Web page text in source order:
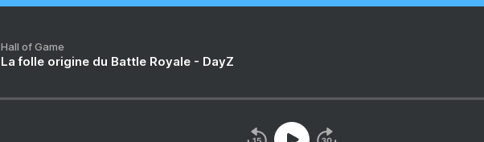
Hall of Game
La folle origine du Battle Royale - DayZ